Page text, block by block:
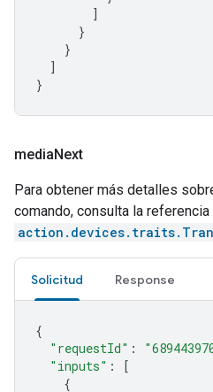
]
}
}
]
}
mediaNext
Para obtener más detalles
comando, consulta la referencia
Solicitud Response
{
"requestId" :
"inputs" :
[
{